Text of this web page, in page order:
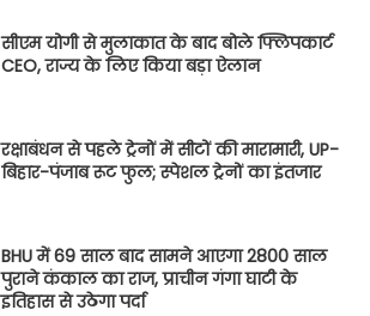
सीएम योगी से मुलाकात के बाद बोले फ्लिपकार्ट
CEO, राज्य के लिए किया बड़ा ऐलान
रक्षाबंधन से पहले ट्रेनों में सीटों की मारामारी, UP-
बिहार-पंजाब रूट फुल; स्पेशल ट्रेनों का इंतजार
BHU में 69 साल बाद सामने आएगा 2800 साल
पुराने कंकाल का राज, प्राचीन गंगा घाटी के
इतिहास से उठेगा पर्दा